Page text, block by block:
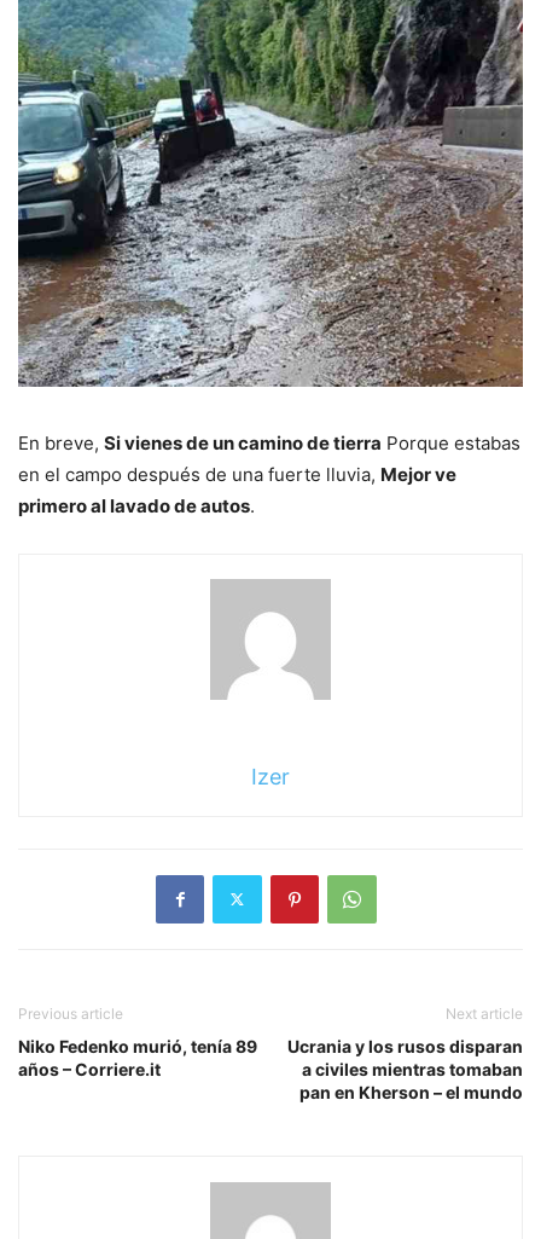
En breve, Si vienes de un camino de tierra Porque estabas
en el campo después de una fuerte lluvia, Mejor ve
primero al lavado de autos.
Izer
Previous article
Niko Fedenko murió, tenía 89
años – Corriere.it
Next article
Ucrania y los rusos disparan
a civiles mientras tomaban
pan en Kherson – el mundo